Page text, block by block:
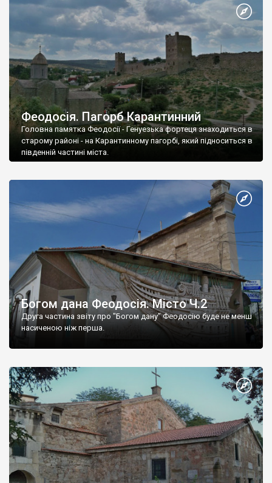
Феодосія. Пагорб Карантинний
Головна памятка Феодосії - Генуезька фортеця знаходиться в
старому районі - на Карантинному пагорбі, який підноситься в
південній частині міста.
Богом дана Феодосія. Місто Ч.2
Друга частина звіту про "Богом дану" Феодосію буде не менш
насиченою ніж перша.